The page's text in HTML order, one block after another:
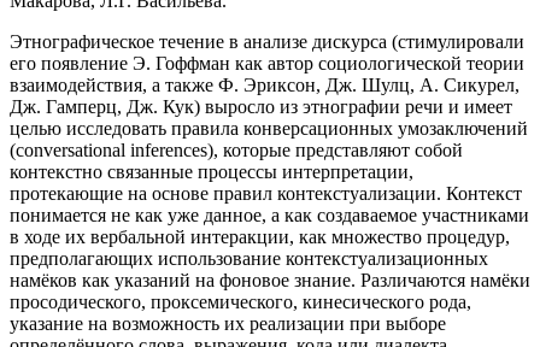
Этнографическое течение в анализе дискурса (стимулировали
его появление Э. Гоффман как автор социологической теории
взаимодействия, а также Ф. Эриксон, Дж. Шулц, А. Сикурел,
Дж. Гамперц, Дж. Кук) выросло из этнографии речи и имеет
целью исследовать правила конверсационных умозаключений
(conversational inferences), которые представляют собой
контекстно связанные процессы интерпретации,
протекающие на основе правил контекстуализации. Контекст
понимается не как уже данное, а как создаваемое участниками
в ходе их вербальной интеракции, как множество процедур,
предполагающих использование контекстуализационных
намёков как указаний на фоновое знание. Различаются намёки
просодического, проксемического, кинесического рода,
указание на возможность их реализации при выборе